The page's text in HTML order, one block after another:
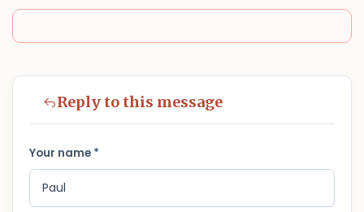
Reply to this message
Your name *